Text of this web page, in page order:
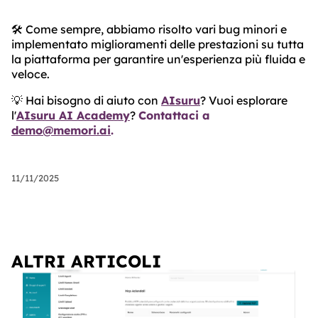
🛠️ Come sempre, abbiamo risolto vari bug minori e
implementato miglioramenti delle prestazioni su tutta
la piattaforma per garantire un'esperienza più fluida e
veloce.
💡 Hai bisogno di aiuto con AIsuru? Vuoi esplorare
l'AIsuru AI Academy? Contattaci a
demo@memori.ai.
11/11/2025
ALTRI ARTICOLI